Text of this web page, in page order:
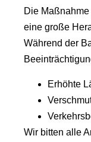
Die
eine große
Während der
Erhöhte
Wir bitten alle